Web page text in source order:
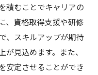
積むことでキャリアの
、資格取得支援や研修
、スキルアップが期待
見込めます。また、
安定させることができ